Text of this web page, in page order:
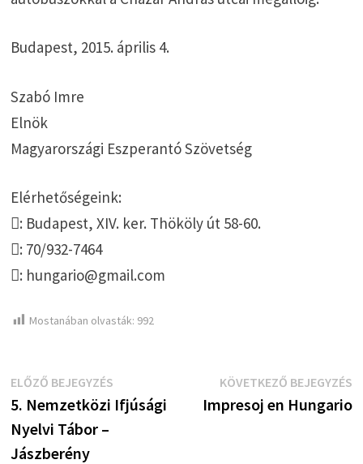
Budapest, 2015. április 4.
Szabó Imre
Elnök
Magyarországi Eszperantó Szövetség
Elérhetőségeink:
: Budapest, XIV. ker. Thököly út 58-60.
: 70/932-7464
: hungario@gmail.com
Mostanában olvasták: 992
Bejegyzés
navigáció
ELŐZŐ BEJEGYZÉSElőző
bejegyzés:
5. Nemzetközi Ifjúsági
Nyelvi Tábor –
Jászberény
KÖVETKEZŐ BEJEGYZÉS
Impresoj en Hungario